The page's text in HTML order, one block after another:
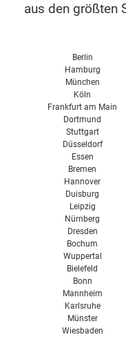
aus den größten
Berlin
Hamburg
München
Köln
Frankfurt am Main
Dortmund
Stuttgart
Düsseldorf
Essen
Bremen
Hannover
Duisburg
Leipzig
Nürnberg
Dresden
Bochum
Wuppertal
Bielefeld
Bonn
Mannheim
Karlsruhe
Münster
Wiesbaden